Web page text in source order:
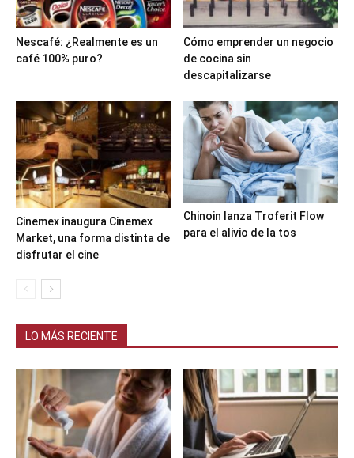
Nescafé: ¿Realmente es un
café 100% puro?
Cómo emprender un negocio
de cocina sin
descapitalizarse
Cinemex inaugura Cinemex
Market, una forma distinta de
disfrutar el cine
Chinoin lanza Troferit Flow
para el alivio de la tos
LO MÁS RECIENTE